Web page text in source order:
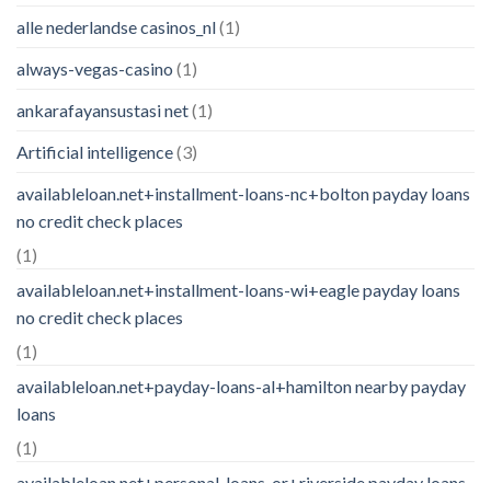
alle nederlandse casinos_nl(1)
always-vegas-casino (1)
ankarafayansustasi net(1)
Artificial intelligence(3)
availableloan.net+installment-loans-nc+bolton payday loans
no credit check places
(1)
availableloan.net+installment-loans-wi+eagle payday loans
no credit check places
(1)
availableloan.net+payday-loans-al+hamilton nearby payday
loans
(1)